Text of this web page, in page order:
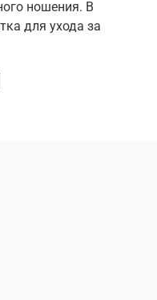
ношения. В
для ухода за